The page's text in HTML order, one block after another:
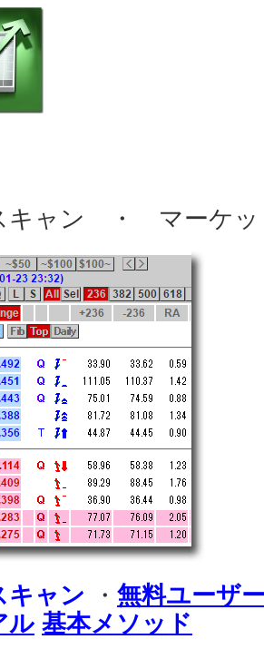
キャン ・ マーケッ
キャン ・ 無料ユーザ
ル 基本メソッド